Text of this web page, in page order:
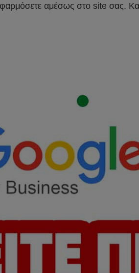
αμέσως στο site σας.